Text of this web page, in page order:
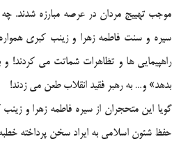
موجب تهييج مردان در عرصه مبارزه شدند. چه
سيره و سنت فاطمه زهرا و زينب كبري
راهپيمايي ها و تظاهرات شماتت مي كردند! و
بدهد» و… به رهبر فقيد انقلاب طعن مي زدند!
گويا اين متحجران از سيره فاطمه زهرا و
حفظ شئون اسلامي به ايراد سخن پرداخته